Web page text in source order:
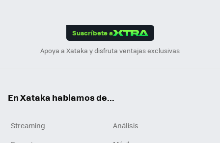
Suscríbete a
Apoya a Xataka y disfruta ventajas exclusivas
En Xataka hablamos de...
Streaming
Análisis